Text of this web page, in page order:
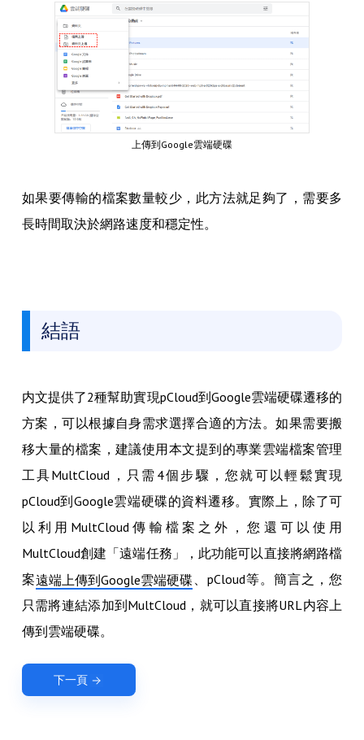
上傳到Google雲端硬碟
如果要傳輸的檔案數量較少，此方法就足夠了，需要多
長時間取決於網路速度和穩定性。
結語
内文提供了2種幫助實現pCloud到Google雲端硬碟遷移的
方案，可以根據自身需求選擇合適的方法。如果需要搬
移大量的檔案，建議使用本文提到的專業雲端檔案管理
工具MultCloud，只需4個步驟，您就可以輕鬆實現
pCloud到Google雲端硬碟的資料遷移。實際上，除了可
以利用MultCloud傳輸檔案之外，您還可以使用
MultCloud創建「遠端任務」，此功能可以直接將網路檔
案遠端上傳到Google雲端硬碟 、pCloud等。簡言之，您
只需將連結添加到MultCloud，就可以直接將URL内容上
傳到雲端硬碟。
下一頁